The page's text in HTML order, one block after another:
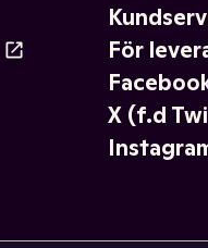
För
X (f.d